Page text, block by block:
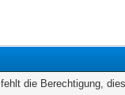
die Berechtigung,